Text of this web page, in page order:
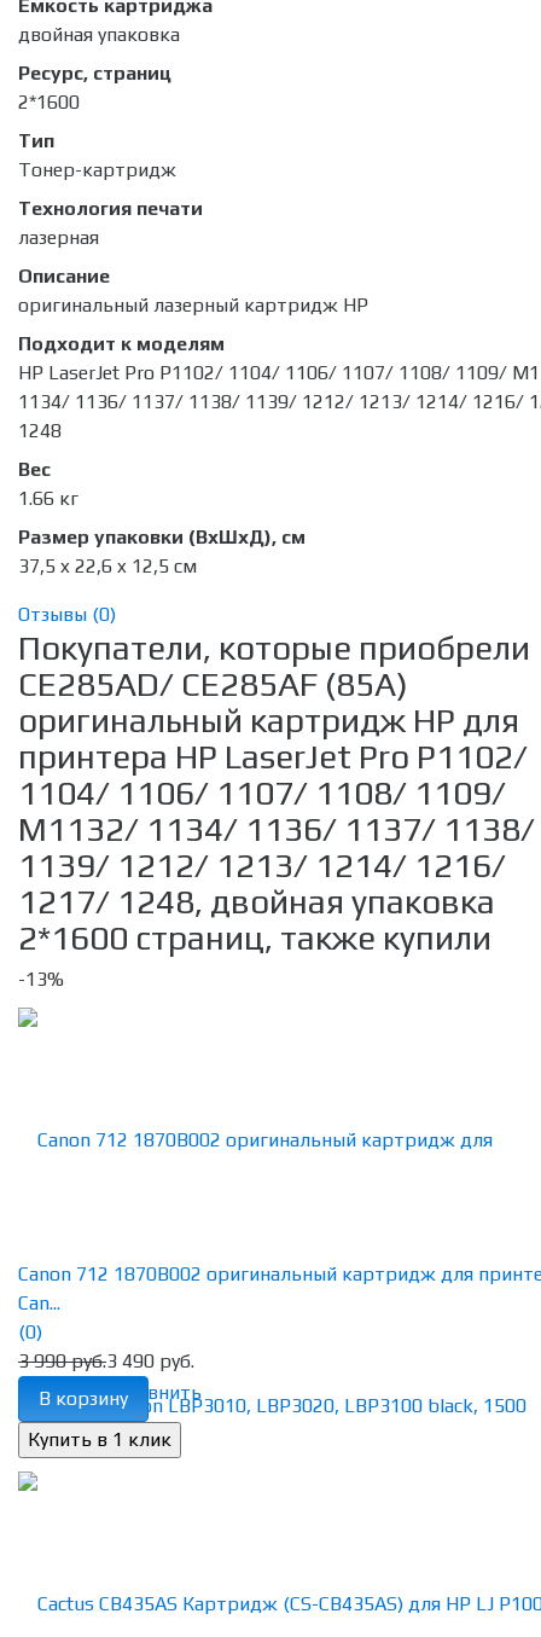
Емкость картриджа
двойная упаковка
Ресурс, страниц
2*1600
Тип
Тонер-картридж
Технология печати
лазерная
Описание
оригинальный лазерный картридж HP
Подходит к моделям
HP LaserJet Pro P1102/ 1104/ 1106/ 1107/ 1108/ 1109/
1134/ 1136/ 1137/ 1138/ 1139/ 1212/ 1213/ 1214/ 1216/
1248
Вес
1.66 кг
Размер упаковки (ВхШхД), см
37,5 x 22,6 x 12,5 см
Отзывы (0)
Покупатели, которые приобрели
CE285AD/ CE285AF (85A)
оригинальный картридж HP для
принтера HP LaserJet Pro P1102/
1104/ 1106/ 1107/ 1108/ 1109/
M1132/ 1134/ 1136/ 1137/ 1138/
1139/ 1212/ 1213/ 1214/ 1216/
1217/ 1248, двойная упаковка
2*1600 страниц, также купили
-13%
избранное сравнить
Canon 712 1870B002 оригинальный картридж для
Can...
(0)
3 990 руб.3 490 руб.
В корзину